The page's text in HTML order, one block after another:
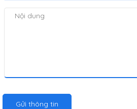
Gửi thông tin